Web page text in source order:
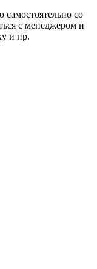
самостоятельно со
с менеджером и
и пр.